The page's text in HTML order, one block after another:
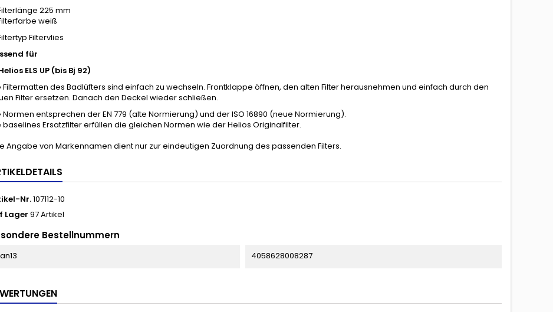
225 mm
weiß
Filtervlies
für
ELS UP (bis Bj 92)
Filtermatten des Badlüfters sind einfach zu wechseln. Frontklappe öffnen, den alten Filter herausnehmen und einfach durch den
Filter ersetzen. Danach den Deckel wieder schließen.
Normen entsprechen der EN 779 (alte Normierung) und der ISO 16890 (neue Normierung).
baselines Ersatzfilter erfüllen die gleichen Normen wie der Helios Originalfilter.
Angabe von Markennamen dient nur zur eindeutigen Zuordnung des passenden Filters.
Nr.107112-10
Lager 97 Artikel
Bestellnummern
4058628008287